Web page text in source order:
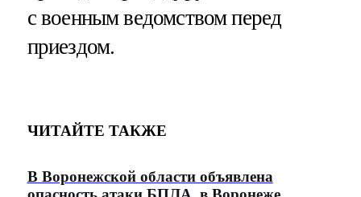
с военным ведомством перед
приездом.
ЧИТАЙТЕ ТАКЖЕ
В Воронежской области объявлена